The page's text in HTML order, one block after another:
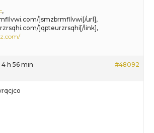
,
]smzbrmfllvwi[/url],
]qpteurzrsqhi[/link],
h 56 min #48092